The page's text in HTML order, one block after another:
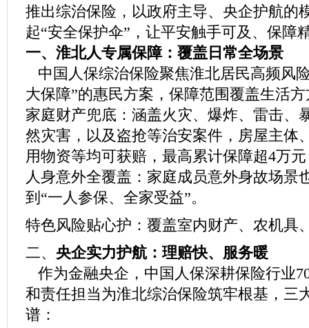
推出综治保险，以政府主导、央企护航的
起“安全保护伞”，让平安触手可及、保障
一、淮北人专属保障：覆盖日常全场景
中国人保综治保险聚焦淮北居民高频风
大保障”的惠民方案，保障范围覆盖生活
家庭财产兜底：涵盖火灾、爆炸、雷击、
然灾害，以及盗抢等治安案件，房屋主体
用物资等均可获赔，最高累计保障超4万
人身意外全覆盖：家庭成员意外身故场景
到“一人参保、全家受益”。
特色风险贴心护：覆盖室内财产、农机具
二、 央企实力护航：理赔快、服务暖
作为金融央企，中国人保深耕保险行业
和责任担当为淮北综治保险筑牢根基，三
谱：